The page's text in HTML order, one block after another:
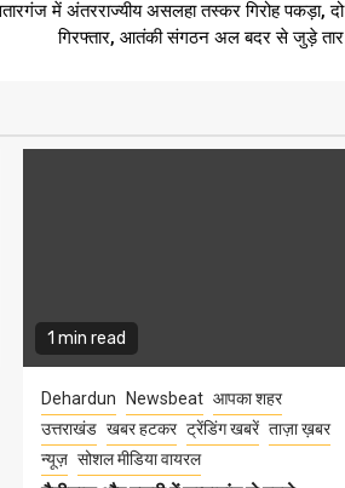
में अंतरराज्यीय असलहा तस्कर गिरोह पकड़ा, दो
गिरफ्तार, आतंकी संगठन अल बदर से जुड़े तार
1 min read
Dehardun Newsbeat आपका शहर
उत्तराखंड खबर हटकर ट्रेंडिंग खबरें ताज़ा ख़बर
न्यूज़ सोशल मीडिया वायरल